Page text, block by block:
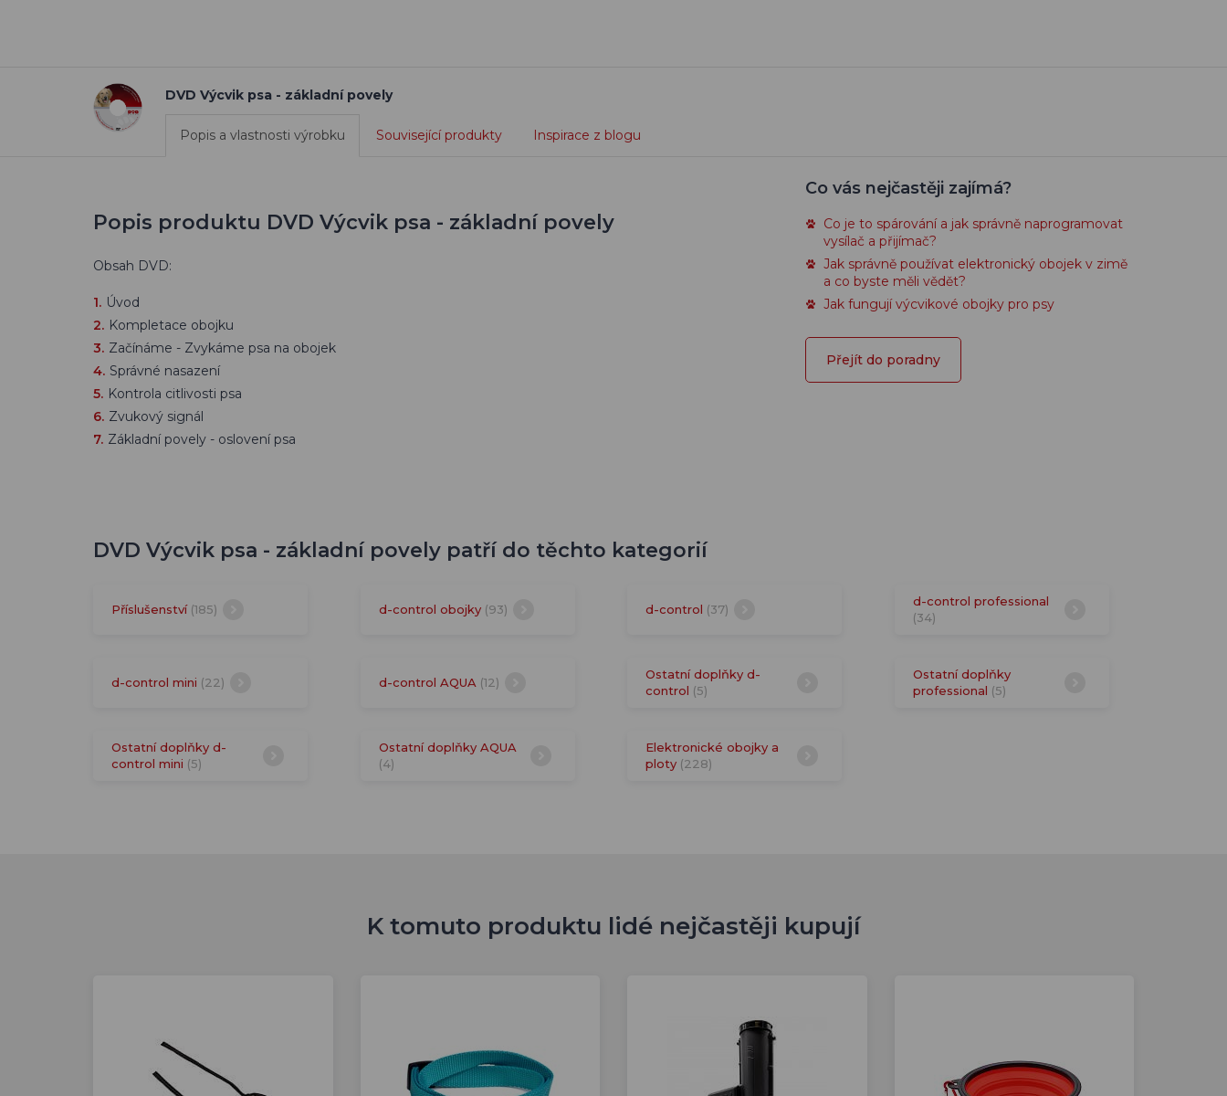
DVD Výcvik psa - základní povely
Popis a vlastnosti výrobku Související produkty Inspirace z blogu
Popis produktu DVD Výcvik psa - základní povely
Obsah DVD:
Úvod
Kompletace obojku
Začínáme - Zvykáme psa na obojek
Správné nasazení
Kontrola citlivosti psa
Zvukový signál
Základní povely - oslovení psa
Co vás nejčastěji zajímá?
Co je to spárování a jak správně naprogramovat
vysílač a přijímač?
Jak správně používat elektronický obojek v zimě
a co byste měli vědět?
Jak fungují výcvikové obojky pro psy
Přejít do poradny
DVD Výcvik psa - základní povely patří do těchto kategorií
Příslušenství (185) d-control obojky (93) d-control (37)
d-control professional
(34)
d-control mini (22) d-control AQUA (12)
Ostatní doplňky d-
control (5)
Ostatní doplňky
professional (5)
Ostatní doplňky d-
control mini (5)
Ostatní doplňky AQUA
(4)
Elektronické obojky a
ploty (228)
K tomuto produktu lidé nejčastěji kupují